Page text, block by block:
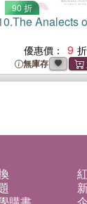
90 折
The Analects
優惠價： 9
無庫存